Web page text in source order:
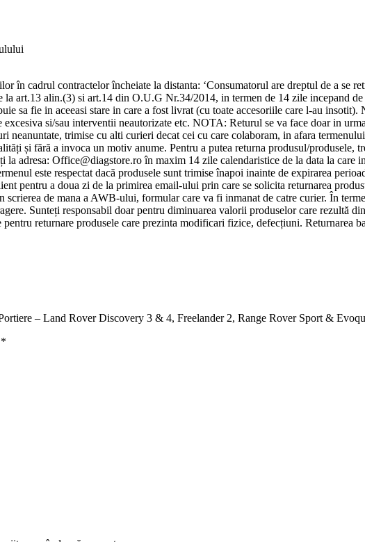
cadrul contractelor încheiate la distanta: ‘Consumatorul are dreptul de a se
la art.13 alin.(3) si art.14 din O.U.G Nr.34/2014, in termen de 14 zile incepand
sa fie in aceeasi stare in care a fost livrat (cu toate accesoriile care l-au insotit).
si/sau interventii neautorizate etc. NOTA: Returul se va face doar in
neanuntate, trimise cu alti curieri decat cei cu care colaboram, in afara
și fără a invoca un motiv anume. Pentru a putea returna produsul/produsele,
adresa: Office@diagstore.ro în maxim 14 zile calendaristice de la data la care
este respectat dacă produsele sunt trimise înapoi inainte de expirarea
pentru a doua zi de la primirea email-ului prin care se solicita returnarea
de mana a AWB-ului, formular care va fi inmanat de catre curier. În
Sunteți responsabil doar pentru diminuarea valorii produselor care rezultă
returnare produsele care prezinta modificari fizice, defecțiuni. Returnarea
– Land Rover Discovery 3 & 4, Freelander 2, Range Rover Sport &
*